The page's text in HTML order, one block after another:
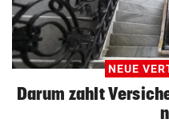
NEUE
Darum zahlt